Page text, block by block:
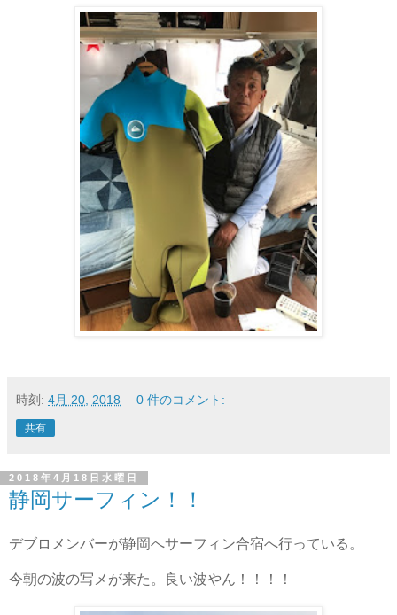
時刻: 4月 20, 2018 0 件のコメント:
共有
2018年4月18日水曜日
静岡サーフィン！！
デブロメンバーが静岡へサーフィン合宿へ行っている。
今朝の波の写メが来た。良い波やん！！！！